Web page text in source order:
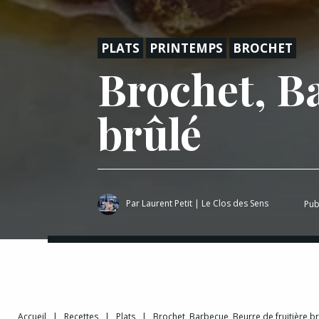
PLATS PRINTEMPS BROCHET
Brochet,
brûlé
Par Laurent Petit Le Clos des Sens